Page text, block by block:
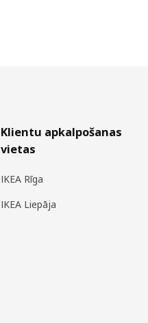
Klientu apkalpošanas
vietas
IKEA Rīga
IKEA Liepāja